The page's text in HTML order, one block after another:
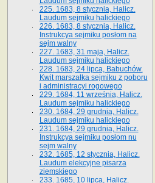
225. 1683, 8 stycznia, Halicz.
Laudum sejmiku halickiego
226. 1683, 8 stycznia, Halicz.
Instrukcya sejmiku posłom na
sejm walny
227. 1683, 31 maja, Halicz.
Laudum sejmiku halickiego
228. 1683, 24 lipca, Babuchów.
Kwit marszałka sejmiku z poboru
i administracyi rogowego
229. 1684, 11 września, Halicz.
Laudum sejmiku halickiego
230. 1684, 29 grudnia, Halicz.
Laudum sejmiku halickiego
231. 1684, 29 grudnia, Halicz.
Instrukcya sejmiku posłom nu
sejm walny
232. 1685, 12 stycznia, Halicz.
Laudum elekcyjne pisarza
ziemskiego
233. 1685, 10 lipca, Halicz.